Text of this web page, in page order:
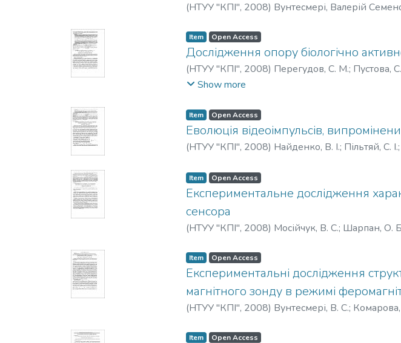
(НТУУ "КПІ", 2008) Вунтесмері, Валерій
Item Open Access
Дослідження опору біологічно
(НТУУ "КПІ", 2008) Перегудов, С. М.; Пустова,
Перегудов, С. Н.
Show more
Item Open Access
Еволюція відеоімпульсів,
(НТУУ "КПІ", 2008) Найденко, В. І.; Пільтяй, С. І.;
Item Open Access
Експериментальне дослідження
сенсора
(НТУУ "КПІ", 2008) Мосійчук, В. С.; Шарпан, О.
Item Open Access
Експериментальні дослідження
магнітного зонду в режимі
(НТУУ "КПІ", 2008) Вунтесмері, В. С.;
Item Open Access